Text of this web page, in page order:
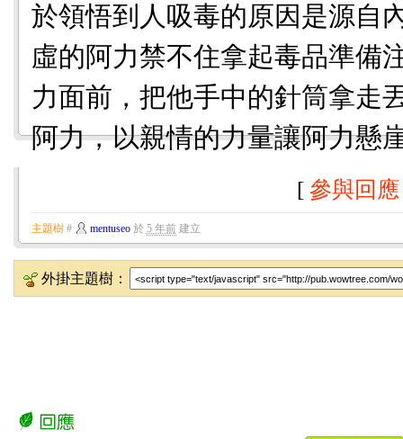
於領悟到人吸毒的原因是源自
虛的阿力禁不住拿起毒品準備
力面前，把他手中的針筒拿走
阿力，以親情的力量讓阿力懸
[ 參與回應
主題樹 # mentuseo於 5 年前建立
外掛主題樹：